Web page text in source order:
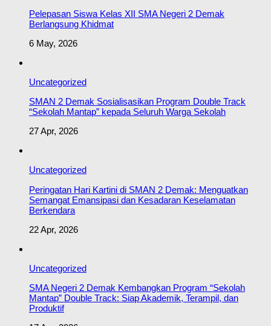
Pelepasan Siswa Kelas XII SMA Negeri 2 Demak
Berlangsung Khidmat
6 May, 2026
Uncategorized
SMAN 2 Demak Sosialisasikan Program Double Track
“Sekolah Mantap” kepada Seluruh Warga Sekolah
27 Apr, 2026
Uncategorized
Peringatan Hari Kartini di SMAN 2 Demak: Menguatkan
Semangat Emansipasi dan Kesadaran Keselamatan
Berkendara
22 Apr, 2026
Uncategorized
SMA Negeri 2 Demak Kembangkan Program “Sekolah
Mantap” Double Track: Siap Akademik, Terampil, dan
Produktif